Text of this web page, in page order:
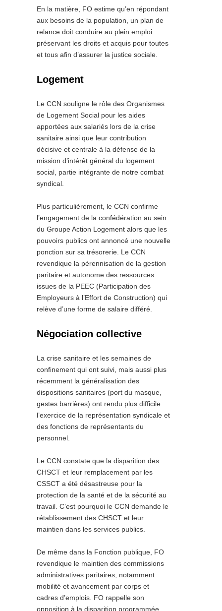
En la matière, FO estime qu’en répondant
aux besoins de la population, un plan de
relance doit conduire au plein emploi
préservant les droits et acquis pour toutes
et tous afin d’assurer la justice sociale.
Logement
Le CCN souligne le rôle des Organismes
de Logement Social pour les aides
apportées aux salariés lors de la crise
sanitaire ainsi que leur contribution
décisive et centrale à la défense de la
mission d’intérêt général du logement
social, partie intégrante de notre combat
syndical.
Plus particulièrement, le CCN confirme
l’engagement de la confédération au sein
du Groupe Action Logement alors que les
pouvoirs publics ont annoncé une nouvelle
ponction sur sa trésorerie. Le CCN
revendique la pérennisation de la gestion
paritaire et autonome des ressources
issues de la PEEC (Participation des
Employeurs à l’Effort de Construction) qui
relève d’une forme de salaire différé.
Négociation collective
La crise sanitaire et les semaines de
confinement qui ont suivi, mais aussi plus
récemment la généralisation des
dispositions sanitaires (port du masque,
gestes barrières) ont rendu plus difficile
l’exercice de la représentation syndicale et
des fonctions de représentants du
personnel.
Le CCN constate que la disparition des
CHSCT et leur remplacement par les
CSSCT a été désastreuse pour la
protection de la santé et de la sécurité au
travail. C’est pourquoi le CCN demande le
rétablissement des CHSCT et leur
maintien dans les services publics.
De même dans la Fonction publique, FO
revendique le maintien des commissions
administratives paritaires, notamment
mobilité et avancement par corps et
cadres d’emplois. FO rappelle son
opposition à la disparition programmée